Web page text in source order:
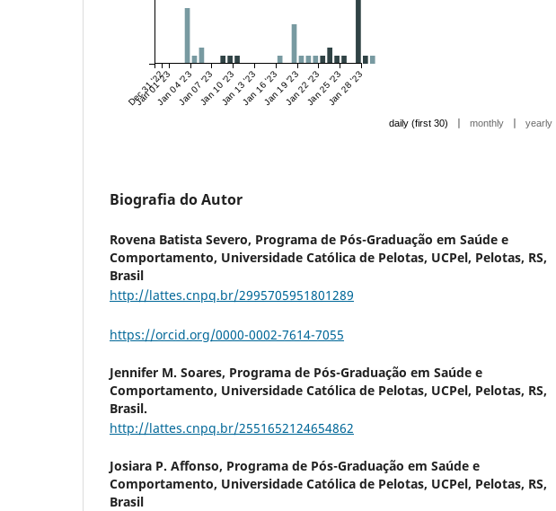
Dec 31 '22
Jan 01 '23Jan 04 '23Jan 07 '23Jan 10 '23Jan 13 '23Jan 16 '23Jan 19 '23Jan 22 '23Jan 25 '23Jan 28 '23
daily (first 30) | monthly | yearly
Biografia do Autor
Rovena Batista Severo, Programa de Pós-Graduação em Saúde e
Comportamento, Universidade Católica de Pelotas, UCPel, Pelotas, RS,
Brasil
http://lattes.cnpq.br/2995705951801289
https://orcid.org/0000-0002-7614-7055
Jennifer M. Soares, Programa de Pós-Graduação em Saúde e
Comportamento, Universidade Católica de Pelotas, UCPel, Pelotas, RS,
Brasil.
http://lattes.cnpq.br/2551652124654862
Josiara P. Affonso, Programa de Pós-Graduação em Saúde e
Comportamento, Universidade Católica de Pelotas, UCPel, Pelotas, RS,
Brasil